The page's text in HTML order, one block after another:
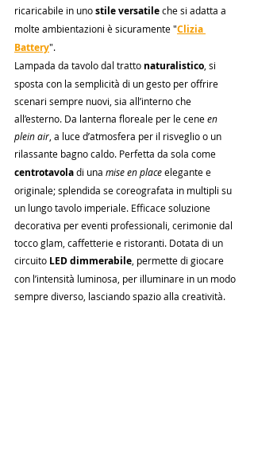
ricaricabile in uno stile versatile che si adatta a
molte ambientazioni è sicuramente "Clizia
Battery".
Lampada da tavolo dal tratto naturalistico , si
sposta con la semplicità di un gesto per offrire
scenari sempre nuovi, sia all’interno che
all’esterno. Da lanterna floreale per le cene en
plein air , a luce d’atmosfera per il risveglio o un
rilassante bagno caldo. Perfetta da sola come
centrotavola di una mise en place elegante e
originale; splendida se coreografata in multipli su
un lungo tavolo imperiale. Efficace soluzione
decorativa per eventi professionali, cerimonie dal
tocco glam, caffetterie e ristoranti. Dotata di un
circuito LED dimmerabile , permette di giocare
con l’intensità luminosa, per illuminare in un modo
sempre diverso, lasciando spazio alla creatività.